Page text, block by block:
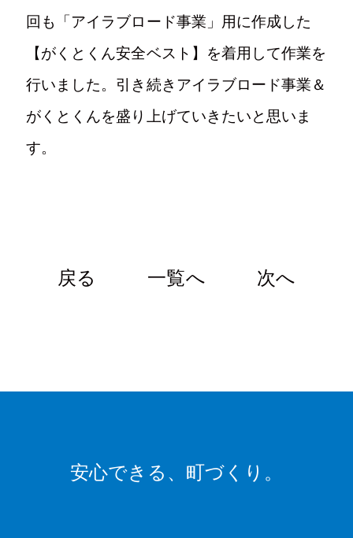
回も「アイラブロード事業」用に作成した
【がくとくん安全ベスト】を着用して作業を
行いました。引き続きアイラブロード事業＆
がくとくんを盛り上げていきたいと思いま
す。
戻る 一覧へ 次へ
安心できる、 町づくり。